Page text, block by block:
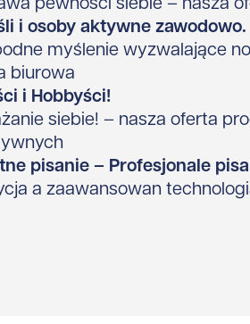
pewności siebie – nasza
i osoby aktywne zawodowo.
myślenie wyzwalające
biurowa
i Hobbyści!
siebie! – nasza oferta
pisanie – Profesjonale
a zaawansowan